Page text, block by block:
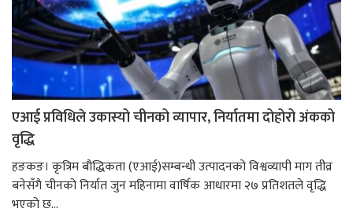
एआई प्रविधिले उकास्यो चीनको व्यापार, निर्यातमा दोहोरो अंकको
वृद्धि
हङकङ। कृत्रिम बौद्धिकता (एआई)सम्बन्धी उत्पादनको विश्वव्यापी माग तीव्र
बनेसँगै चीनको निर्यात जुन महिनामा वार्षिक आधारमा २७ प्रतिशतले वृद्धि
भएको छ...